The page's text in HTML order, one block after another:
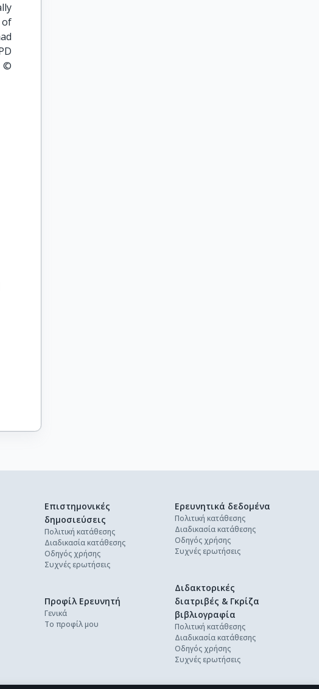
of
©
Επιστημονικές
δημοσιεύσεις
Πολιτική κατάθεσης
Διαδικασία κατάθεσης
Οδηγός χρήσης
Συχνές ερωτήσεις
Ερευνητικά δεδομένα
Πολιτική κατάθεσης
Διαδικασία κατάθεσης
Οδηγός χρήσης
Συχνές ερωτήσεις
Διδακτορικές
διατριβές & Γκρίζα
βιβλιογραφία
Πολιτική κατάθεσης
Διαδικασία κατάθεσης
Οδηγός χρήσης
Συχνές ερωτήσεις
Προφίλ Ερευνητή
Γενικά
Το προφίλ μου